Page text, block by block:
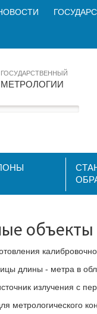
объекты
длины - метра в
излучения с
метрологического